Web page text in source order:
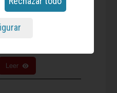
cambios en nuestros
de lanza del pujante
Leer